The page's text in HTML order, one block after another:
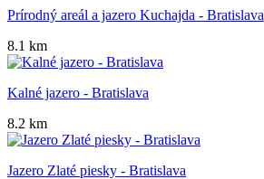
Prírodný areál a jazero Kuchajda - Bratislava
8.1 km
Kalné jazero - Bratislava
8.2 km
Jazero Zlaté piesky - Bratislava